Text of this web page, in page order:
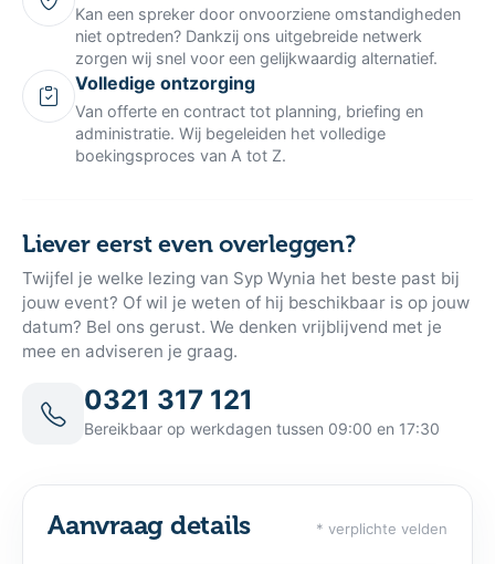
Kan een spreker door onvoorziene omstandigheden
niet optreden? Dankzij ons uitgebreide netwerk
zorgen wij snel voor een gelijkwaardig alternatief.
Volledige ontzorging
Van offerte en contract tot planning, briefing en
administratie. Wij begeleiden het volledige
boekingsproces van A tot Z.
Liever eerst even overleggen?
Twijfel je welke lezing van Syp Wynia het beste past bij
jouw event? Of wil je weten of hij beschikbaar is op jouw
datum? Bel ons gerust. We denken vrijblijvend met je
mee en adviseren je graag.
0321 317 121
Bereikbaar op werkdagen tussen 09:00 en 17:30
Aanvraag details * verplichte velden